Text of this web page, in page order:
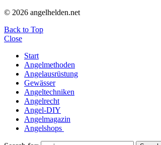
© 2026 angelhelden.net
Back to Top
Close
Start
Angelmethoden
Angelausrüstung
Gewässer
Angeltechniken
Angelrecht
Angel-DIY
Angelmagazin
Angelshops